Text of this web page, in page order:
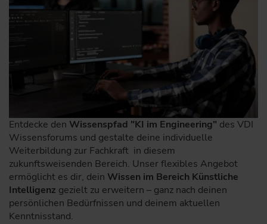
Entdecke den Wissenspfad "KI im Engineering" des VDI
Wissensforums und gestalte deine individuelle
Weiterbildung zur Fachkraft in diesem
zukunftsweisenden Bereich. Unser flexibles Angebot
ermöglicht es dir, dein Wissen im Bereich Künstliche
Intelligenz gezielt zu erweitern – ganz nach deinen
persönlichen Bedürfnissen und deinem aktuellen
Kenntnisstand.